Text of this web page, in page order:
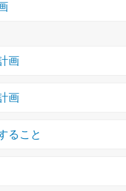
画
画
ること